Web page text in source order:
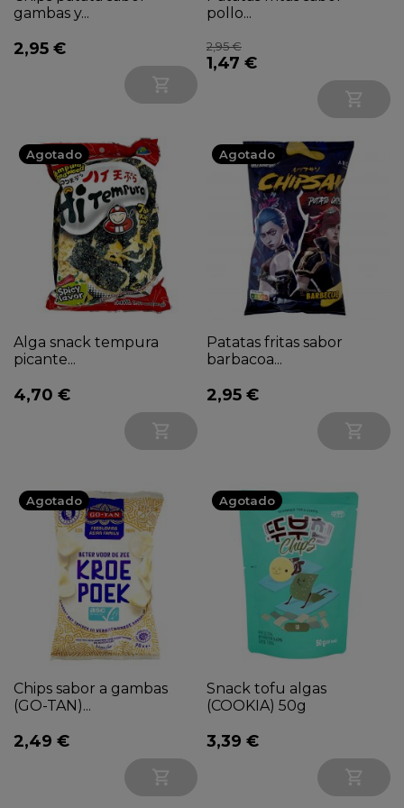
gambas y...
2,95 €

pollo...
2,95 €
1,47 €

Agotado
Alga snack tempura
picante...
4,70 €

Agotado
Patatas fritas sabor
barbacoa...
2,95 €

Agotado
Chips sabor a gambas
(GO-TAN)...
2,49 €

Agotado
Snack tofu algas
(COOKIA) 50g
3,39 €
